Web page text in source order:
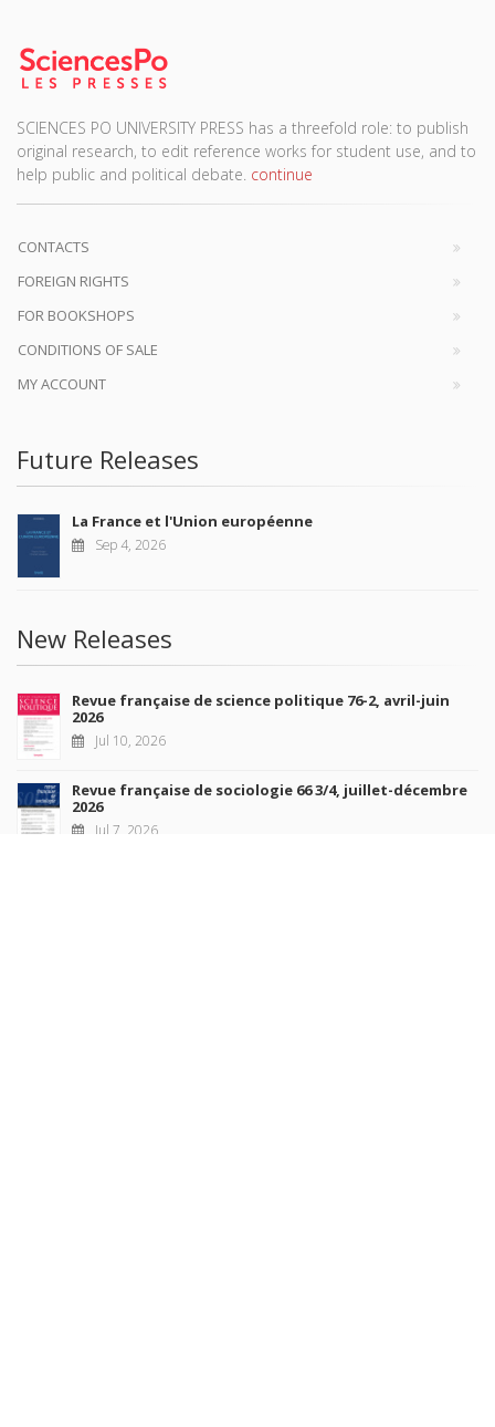
SCIENCES PO UNIVERSITY PRESS has a threefold role: to publish
original research, to edit reference works for student use, and to
help public and political debate. continue
CONTACTS
FOREIGN RIGHTS
FOR BOOKSHOPS
CONDITIONS OF SALE
MY ACCOUNT
Future Releases
La France et l'Union européenne
Sep 4, 2026
New Releases
Revue française de science politique 76-2, avril-juin
2026
Jul 10, 2026
Revue française de sociologie 66 3/4, juillet-décembre
2026
Jul 7, 2026